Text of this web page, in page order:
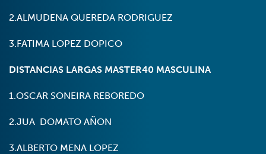
2.ALMUDENA QUEREDA RODRIGUEZ
3.FATIMA LOPEZ DOPICO
DISTANCIAS LARGAS MASTER40 MASCULINA
1.OSCAR SONEIRA REBOREDO
2.JUA DOMATO AÑON
3.ALBERTO MENA LOPEZ